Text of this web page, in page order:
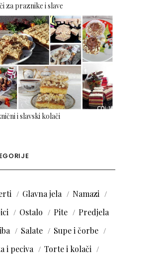
za praznike i slave
i slavski kolači
Glavna jela
Namazi
Ostalo Pite
Predjela
Salate
Supe i čorbe
i peciva
Torte i kolači